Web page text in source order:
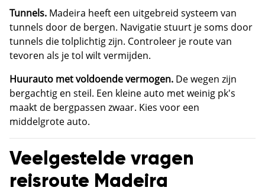
Tunnels. Madeira heeft een uitgebreid systeem van
tunnels door de bergen. Navigatie stuurt je soms door
tunnels die tolplichtig zijn. Controleer je route van
tevoren als je tol wilt vermijden.
Huurauto met voldoende vermogen. De wegen zijn
bergachtig en steil. Een kleine auto met weinig pk's
maakt de bergpassen zwaar. Kies voor een
middelgrote auto.
Veelgestelde vragen
reisroute Madeira